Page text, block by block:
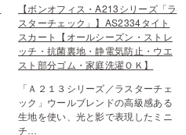
【ボンオフィス・A213シリーズ「ラ
スターチェック」】AS2334タイト
スカート【オールシーズン・ストレ
ッチ・抗菌裏地・静電気防止・ウエ
スト部分ゴム・家庭洗濯ＯＫ】
「Ａ２１３シリーズ／ラスターチェ
ック」ウールブレンドの高級感ある
生地を使い、光と影で表現したミニ
チ…